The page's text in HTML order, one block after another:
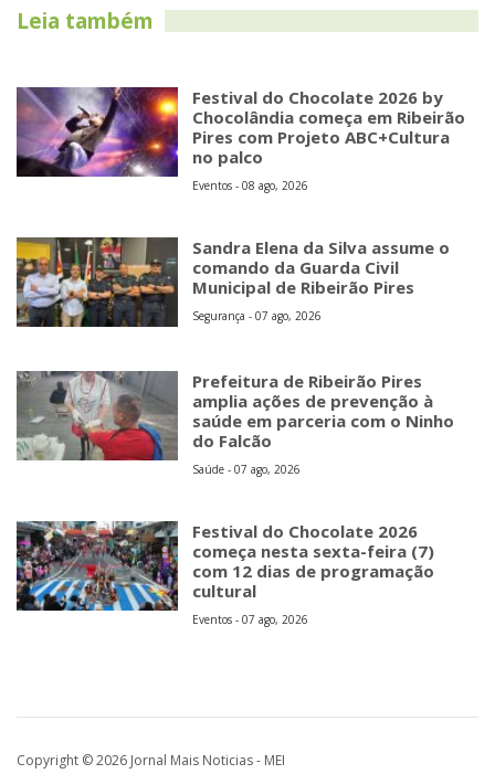
Leia também
Festival do Chocolate 2026 by
Chocolândia começa em Ribeirão
Pires com Projeto ABC+Cultura
no palco
Eventos - 08 ago, 2026
Sandra Elena da Silva assume o
comando da Guarda Civil
Municipal de Ribeirão Pires
Segurança - 07 ago, 2026
Prefeitura de Ribeirão Pires
amplia ações de prevenção à
saúde em parceria com o Ninho
do Falcão
Saúde - 07 ago, 2026
Festival do Chocolate 2026
começa nesta sexta-feira (7)
com 12 dias de programação
cultural
Eventos - 07 ago, 2026
Copyright © 2026 Jornal Mais Noticias - MEI